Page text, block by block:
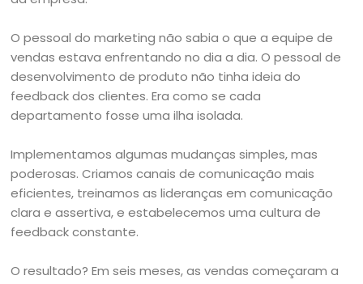
O pessoal do marketing não sabia o que a equipe de
vendas estava enfrentando no dia a dia. O pessoal de
desenvolvimento de produto não tinha ideia do
feedback dos clientes. Era como se cada
departamento fosse uma ilha isolada.
Implementamos algumas mudanças simples, mas
poderosas. Criamos canais de comunicação mais
eficientes, treinamos as lideranças em comunicação
clara e assertiva, e estabelecemos uma cultura de
feedback constante.
O resultado? Em seis meses, as vendas começaram a